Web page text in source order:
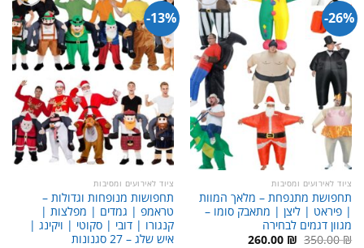
26%-
ציוד לאירועים ומסיבות
תחפושת מתנפחת – מלאך המוות
| פיראט | ליצן | מתאבק סומו –
מגוון דגמים לבחירה
350.00₪ המחיר260.00 ₪ המחיר
13%-
ציוד לאירועים ומסיבות
תחפושות מנופחות וגדולות –
טראמפ | גמדים | מפלצות |
קנגורו | דובי | סקוטי | ויקינג |
איש שלג – 27 סגנונות